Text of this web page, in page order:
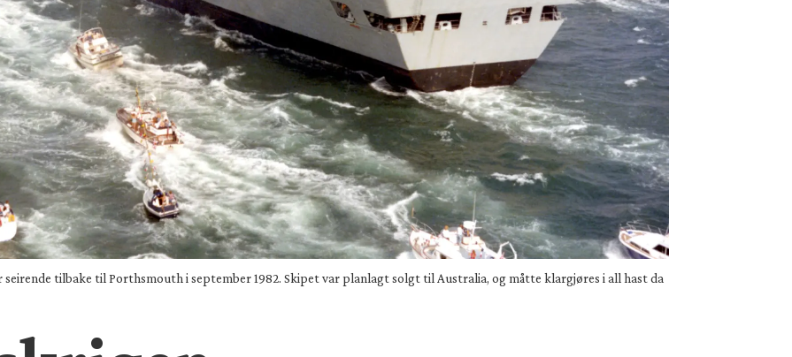
tilbake til Porthsmouth i september 1982. Skipet var planlagt solgt til Australia, og måtte klargjøres i all hast da